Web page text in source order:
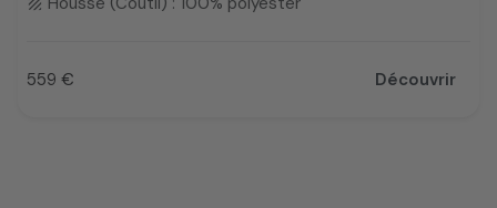
texture
Prix
559 € Découvrir